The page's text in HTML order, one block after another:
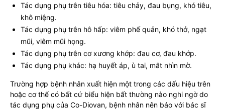
Tác dụng phụ trên tiêu hóa: tiêu chảy, đau bụng, khó tiêu,
khô miệng.
Tác dụng phụ trên hô hấp: viêm phế quản, khó thở, ngạt
mũi, viêm mũi họng.
Tác dụng phụ trên cơ xương khớp: đau cơ, đau khớp.
Tác dụng phụ khác: hạ huyết áp, ù tai, mắt nhìn mờ.
Trường hợp bệnh nhân xuất hiện một trong các dấu hiệu trên
hoặc cơ thể có bất cứ biểu hiện bất thường nào nghi ngờ do
tác dụng phụ của Co-Diovan, bệnh nhân nên báo với bác sĩ